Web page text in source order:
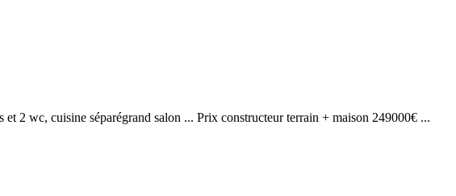
2 wc, cuisine séparégrand salon ... Prix constructeur terrain + maison 249000€ ...